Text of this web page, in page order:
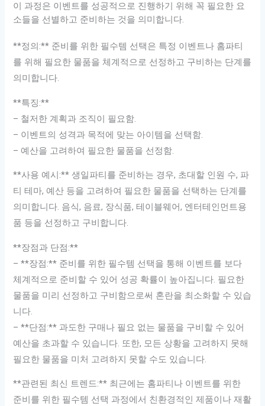
이 과정은 이벤트를 성공적으로 진행하기 위해 꼭 필요한 요
소들을 선별하고 준비하는 것을 의미합니다.
**정의:** 준비를 위한 필수템 선택은 특정 이벤트나 홈파티
를 위해 필요한 물품을 체계적으로 선정하고 구비하는 단계를
의미합니다.
**특징:**
– 철저한 계획과 조직이 필요함.
– 이벤트의 성격과 목적에 맞는 아이템을 선택함.
– 예산을 고려하여 필요한 물품을 선정함.
**사용 예시:** 생일파티를 준비하는 경우, 초대할 인원 수, 파
티 테마, 예산 등을 고려하여 필요한 물품을 선택하는 단계를
의미합니다. 음식, 음료, 장식품, 테이블웨어, 엔터테인먼트용
품 등을 선정하고 구비합니다.
**장점과 단점:**
– **장점:** 준비를 위한 필수템 선택을 통해 이벤트를 보다
체계적으로 준비할 수 있어 성공 확률이 높아집니다. 필요한
물품을 미리 선정하고 구비함으로써 혼란을 최소화할 수 있습
니다.
– **단점:** 과도한 구매나 필요 없는 물품을 구비할 수 있어
예산을 초과할 수 있습니다. 또한, 모든 상황을 고려하지 못해
필요한 물품을 미처 고려하지 못할 수도 있습니다.
**관련된 최신 트렌드:** 최근에는 홈파티나 이벤트를 위한
준비를 위한 필수템 선택 과정에서 친환경적인 제품이나 재활